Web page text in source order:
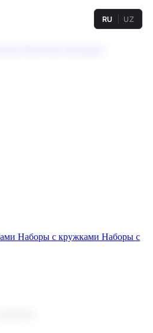
RU UZ
Наборы с кружками Наборы с